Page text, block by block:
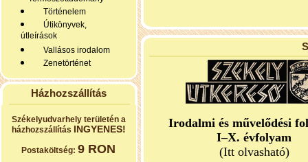
Történelem
Útikönyvek,
útleírások
Vallásos irodalom
Zenetörténet
Házhozszállítás
Székelyudvarhely területén a
házhozszállítás INGYENES!
Postaköltség:9 RON
Irodalmi és művelődési
I–X. évfolyam
(Itt olvasható)